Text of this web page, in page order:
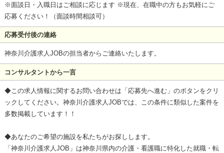
※面談日・入職日はご相談に応じます ※現在、在職中の方もお気軽にご
応募ください！（面談時間相談可）
応募受付後の連絡
神奈川介護求人JOBの担当者からご連絡いたします。
コンサルタントから一言
◆この求人情報に関するお問い合わせは「応募先へ進む」のボタンをクリ
ックしてください。神奈川介護求人JOBでは、この条件に類似した案件を
多数掲載しています！！
◆あなたのご希望の施設を私たちがお探しします。
「神奈川介護求人JOB」は神奈川県内の介護・看護職に特化した就職・転